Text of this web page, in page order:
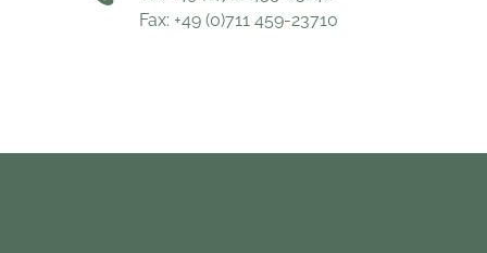
Fax: +49 (0)711 459-23710